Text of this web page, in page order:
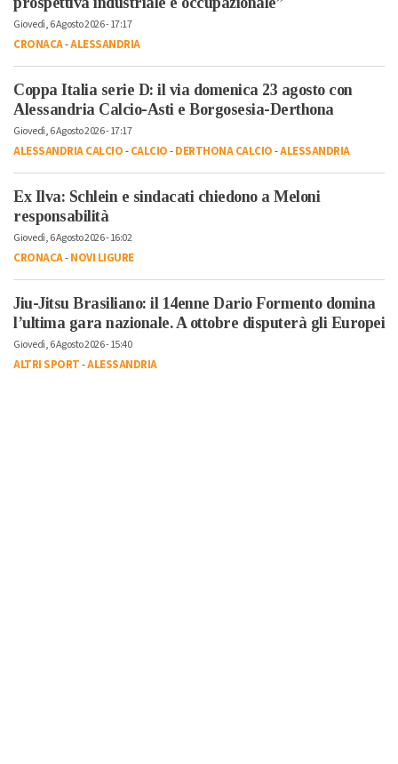
Giovedì, 6 Agosto 2026 - 17:17
CRONACA-ALESSANDRIA
Coppa Italia serie D: il via domenica 23 agosto con
Alessandria Calcio-Asti e Borgosesia-Derthona
Giovedì, 6 Agosto 2026 - 17:17
ALESSANDRIA CALCIO-CALCIO-DERTHONA CALCIO-ALESSANDRIA
Ex Ilva: Schlein e sindacati chiedono a Meloni
responsabilità
Giovedì, 6 Agosto 2026 - 16:02
CRONACA-NOVI LIGURE
Jiu-Jitsu Brasiliano: il 14enne Dario Formento domina
l’ultima gara nazionale. A ottobre disputerà gli Europei
Giovedì, 6 Agosto 2026 - 15:40
ALTRI SPORT-ALESSANDRIA